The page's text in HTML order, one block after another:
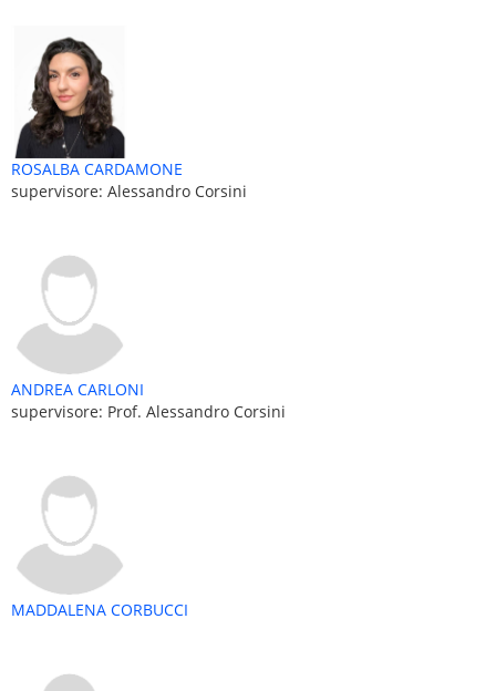
ROSALBA CARDAMONE
supervisore: Alessandro Corsini
ANDREA CARLONI
supervisore: Prof. Alessandro Corsini
MADDALENA CORBUCCI